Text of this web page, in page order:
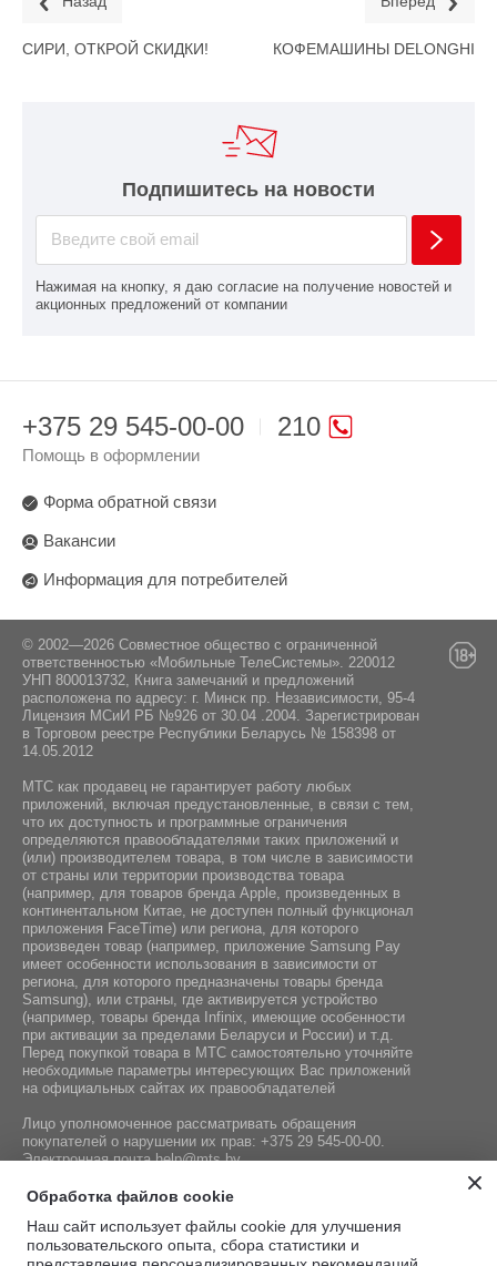
СИРИ, ОТКРОЙ СКИДКИ! КОФЕМАШИНЫ DELONGHI
Подпишитесь на новости
Нажимая на кнопку, я даю согласие на получение новостей и
акционных предложений от компании
210
+375 29 545-00-00
Помощь в оформлении
Форма обратной связи
Вакансии
Информация для потребителей
© 2002—2026 Совместное общество с ограниченной
ответственностью «Мобильные ТелеСистемы». 220012
УНП 800013732, Книга замечаний и предложений
расположена по адресу: г. Минск пр. Независимости, 95-4
Лицензия МСиИ РБ №926 от 30.04 .2004. Зарегистрирован
в Торговом реестре Республики Беларусь № 158398 от
14.05.2012
МТС как продавец не гарантирует работу любых
приложений, включая предустановленные, в связи с тем,
что их доступность и программные ограничения
определяются правообладателями таких приложений и
(или) производителем товара, в том числе в зависимости
от страны или территории производства товара
(например, для товаров бренда Apple, произведенных в
континентальном Китае, не доступен полный функционал
приложения FaceTime) или региона, для которого
произведен товар (например, приложение Samsung Pay
имеет особенности использования в зависимости от
региона, для которого предназначены товары бренда
Samsung), или страны, где активируется устройство
(например, товары бренда Infiniх, имеющие особенности
при активации за пределами Беларуси и России) и т.д.
Перед покупкой товара в МТС самостоятельно уточняйте
необходимые параметры интересующих Вас приложений
на официальных сайтах их правообладателей
Лицо уполномоченное рассматривать обращения
покупателей о нарушении их прав: +375 29 545-00-00.
Электронная почтаhelp@mts.by
Номер телефона работников местных исполнительных и
регистрации СООО «Мобильные ТелеСистемы»,
уполномоченных рассматривать обращения покупателей:
Обработка файлов cookie
Наш сайт использует файлы cookie для улучшения
пользовательского опыта, сбора статистики и